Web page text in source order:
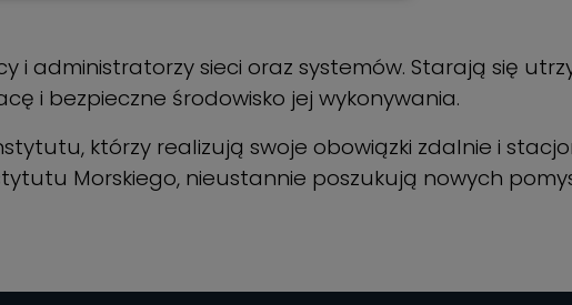
i administratorzy sieci oraz systemów. Starają się
i bezpieczne środowisko jej wykonywania.
którzy realizują swoje obowiązki zdalnie i
Morskiego, nieustannie poszukują nowych